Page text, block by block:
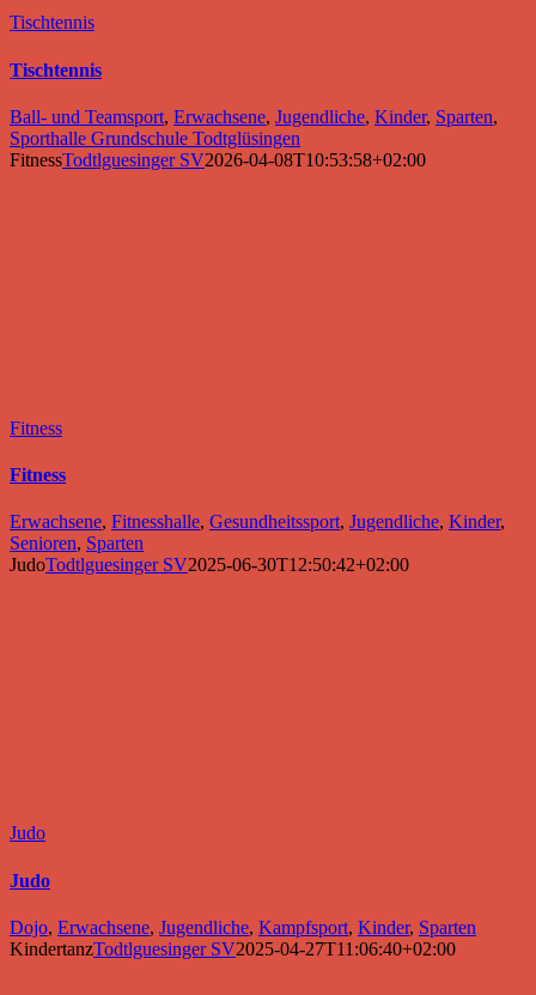
Tischtennis
Tischtennis
Ball- und Teamsport, Erwachsene, Jugendliche, Kinder, Sparten,
Sporthalle Grundschule Todtglüsingen
FitnessTodtlguesinger SV2026-04-08T10:53:58+02:00
Fitness
Fitness
Erwachsene, Fitnesshalle, Gesundheitssport, Jugendliche, Kinder,
Senioren, Sparten
JudoTodtlguesinger SV2025-06-30T12:50:42+02:00
Judo
Judo
Dojo, Erwachsene, Jugendliche, Kampfsport, Kinder, Sparten
KindertanzTodtlguesinger SV2025-04-27T11:06:40+02:00